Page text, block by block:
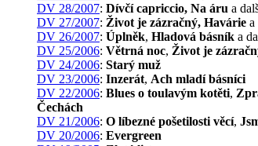
DV 28/2007: Dívčí capriccio, Na áru a
DV 27/2007: Život je zázračný, Havárie a
DV 26/2007: Úplněk, Hladová básník a
DV 25/2006: Větrná noc, Život je
DV 24/2006: Starý muž
DV 23/2006: Inzerát, Ach mladí básníci
DV 22/2006: Blues o toulavým kotěti,
Čechách
DV 21/2006: O líbezné pošetilosti věcí,
DV 20/2006: Evergreen